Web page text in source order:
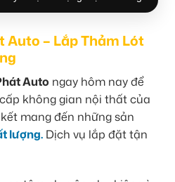
Auto – Lắp Thảm Lót
Auto ngay hôm nay để
không gian nội thất của
mang đến những sản
lượng. Dịch vụ lắp đặt tận